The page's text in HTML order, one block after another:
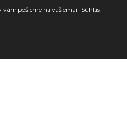
pošleme na váš email. Súhlas